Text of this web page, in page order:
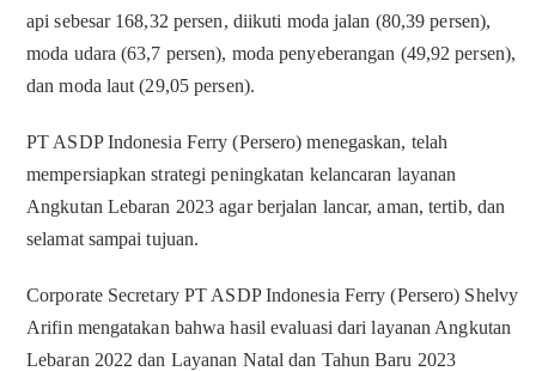
api sebesar 168,32 persen, diikuti moda jalan (80,39 persen),
moda udara (63,7 persen), moda penyeberangan (49,92 persen),
dan moda laut (29,05 persen).
PT ASDP Indonesia Ferry (Persero) menegaskan, telah
mempersiapkan strategi peningkatan kelancaran layanan
Angkutan Lebaran 2023 agar berjalan lancar, aman, tertib, dan
selamat sampai tujuan.
Corporate Secretary PT ASDP Indonesia Ferry (Persero) Shelvy
Arifin mengatakan bahwa hasil evaluasi dari layanan Angkutan
Lebaran 2022 dan Layanan Natal dan Tahun Baru 2023